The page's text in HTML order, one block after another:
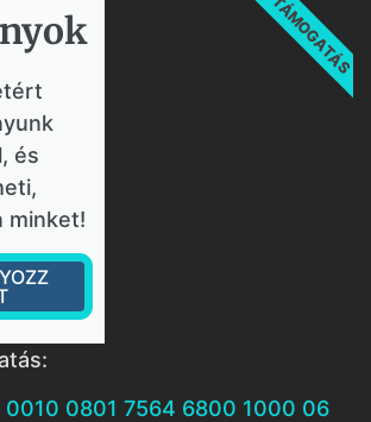
és
minket!
TÁMOGATÁS
0010 0801 7564 6800 1000 06